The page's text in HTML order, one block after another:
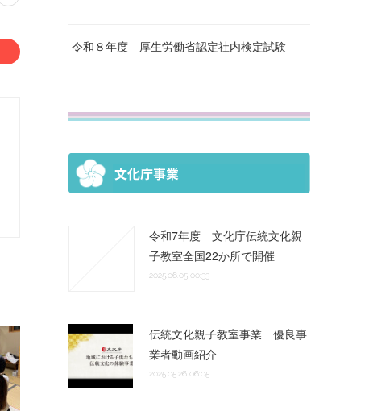
令和８年度 厚生労働省認定社内検定試験
令和7年度 文化庁伝統文化親
子教室全国22か所で開催
2025.06.05 00:33
伝統文化親子教室事業 優良事
業者動画紹介
2025.05.26 06:05